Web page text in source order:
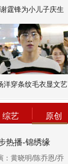
谢霆锋为小儿子庆生
洋穿条纹毛衣显文艺
综艺 原创
热播-锦绣缘
：黄晓明/陈乔恩/乔